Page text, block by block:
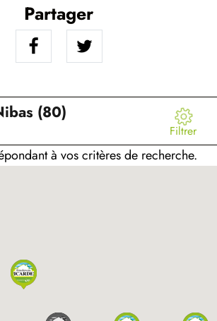
Partager
(80)
Filtrer
à vos critères de recherche.